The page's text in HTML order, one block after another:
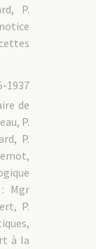
P.
1937
de
P.
P.
Mgr
P.
à la